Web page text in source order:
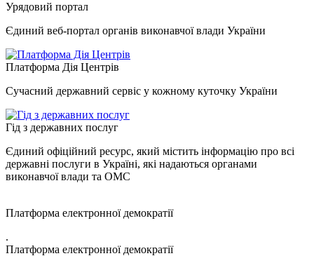
Урядовий портал
Єдиний веб-портал органів виконавчої влади України
Платформа Дія Центрів
Сучасний державний сервіс у кожному куточку України
Гід з державних послуг
Єдиний офіційний ресурс, який містить інформацію про всі
державні послуги в Україні, які надаються органами
виконавчої влади та ОМС
Платформа електронної демократії
.
Платформа електронної демократії